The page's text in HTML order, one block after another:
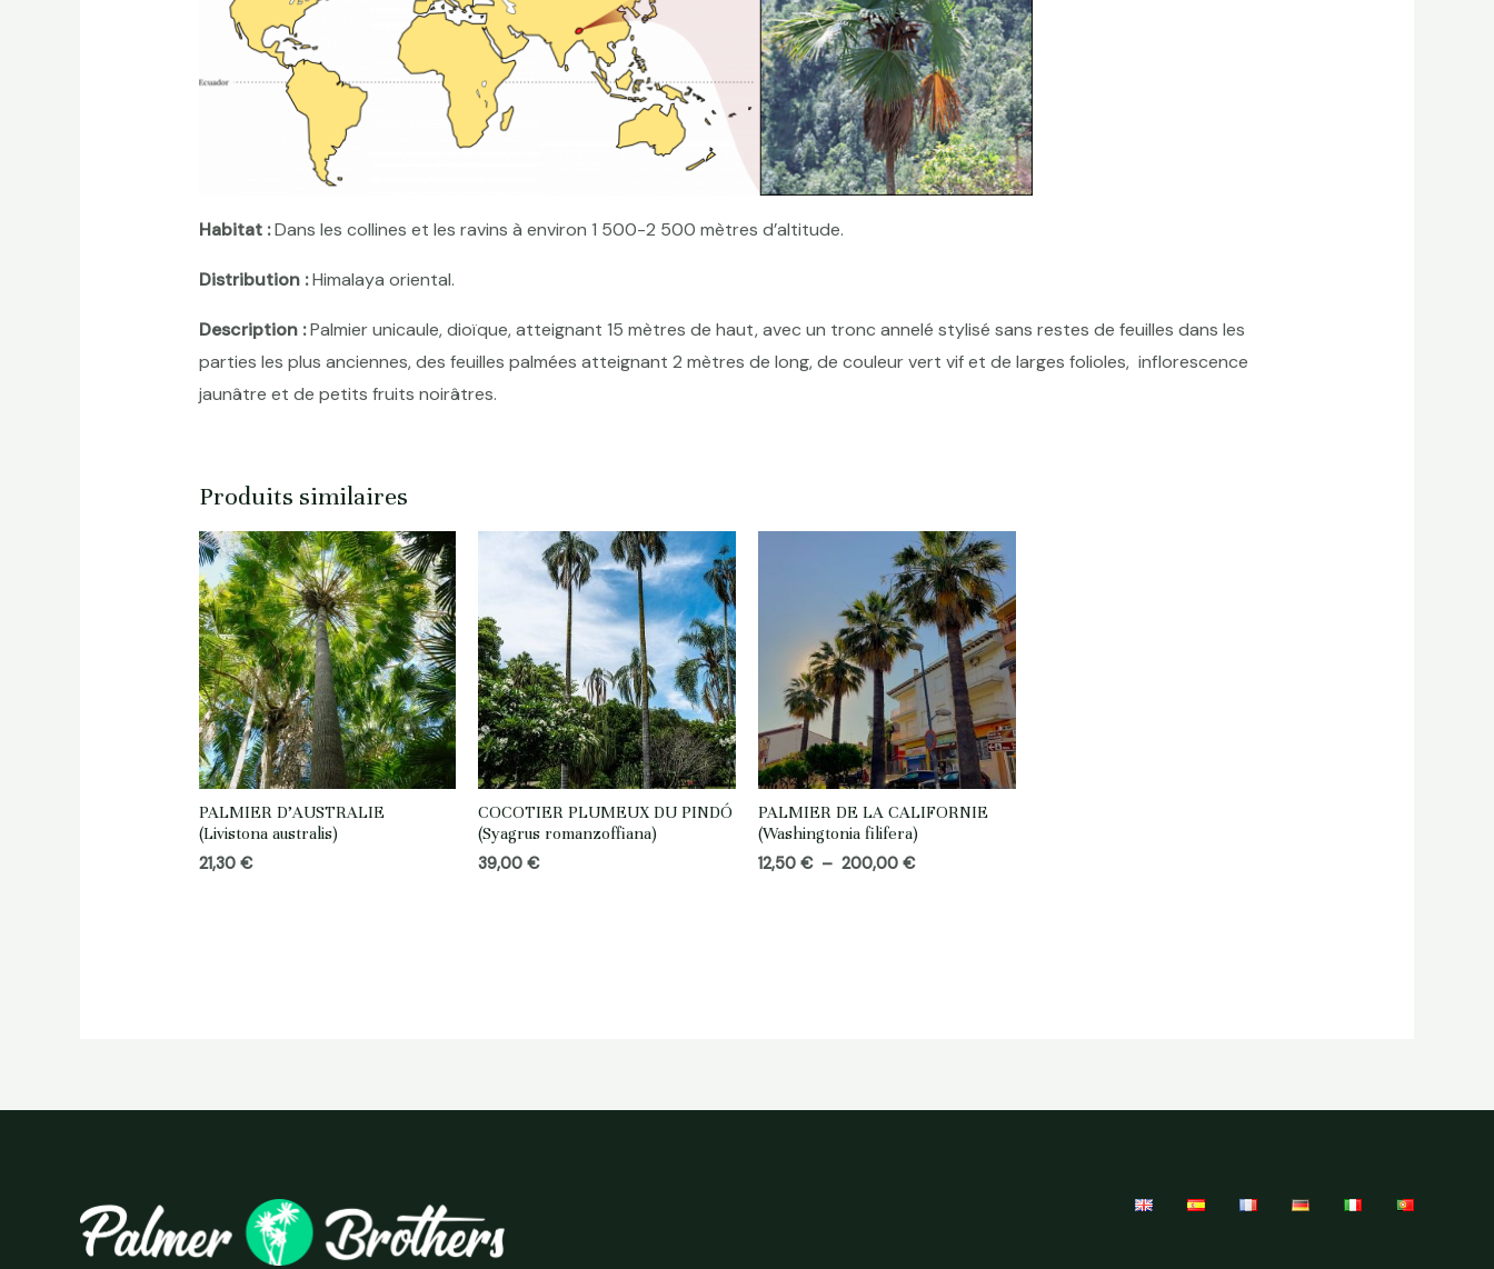
Habitat :Dans les collines et les ravins à environ 1 500-2 500 mètres d’altitude.
Distribution :Himalaya oriental.
Description :Palmier unicaule, dioïque, atteignant 15 mètres de haut, avec un tronc annelé stylisé sans restes de feuilles dans les
parties les plus anciennes, des feuilles palmées atteignant 2 mètres de long, de couleur vert vif et de larges folioles, inflorescence
jaunâtre et de petits fruits noirâtres.
Produits similaires
PALMIER D’AUSTRALIE
(Livistona australis)
21,30 €
COCOTIER PLUMEUX DU PINDÓ
(Syagrus romanzoffiana)
39,00€
PALMIER DE LA CALIFORNIE
(Washingtonia filifera)
12,50 € – 200,00 €Plage